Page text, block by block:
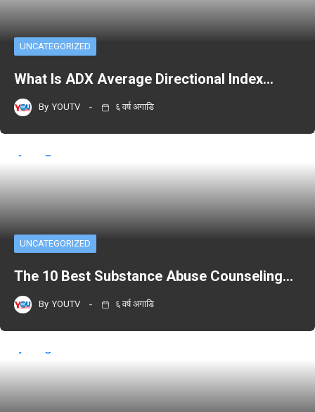
UNCATEGORIZED
What Is ADX Average Directional Index…
By YOUTV ६ वर्ष अगाडि
UNCATEGORIZED
The 10 Best Substance Abuse Counseling…
By YOUTV ६ वर्ष अगाडि